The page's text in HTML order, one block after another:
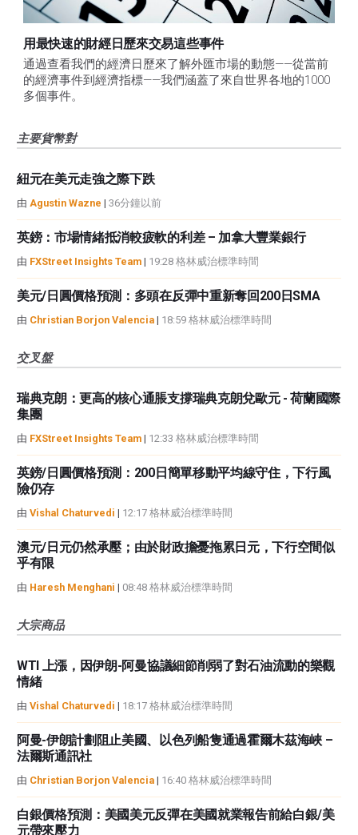
用最快速的財經日歷來交易這些事件
通過查看我們的經濟日歷來了解外匯市場的動態——從當前
的經濟事件到經濟指標——我們涵蓋了來自世界各地的1000
多個事件。
主要貨幣對
紐元在美元走強之際下跌
由 Agustin Wazne | 36分鐘以前
英鎊：市場情緒抵消較疲軟的利差 – 加拿大豐業銀行
由 FXStreet Insights Team | 19:28 格林威治標準時間
美元/日圓價格預測：多頭在反彈中重新奪回200日SMA
由 Christian Borjon Valencia | 18:59 格林威治標準時間
交叉盤
瑞典克朗：更高的核心通脹支撐瑞典克朗兌歐元 - 荷蘭國際
集團
由 FXStreet Insights Team | 12:33 格林威治標準時間
英鎊/日圓價格預測：200日簡單移動平均線守住，下行風
險仍存
由 Vishal Chaturvedi | 12:17 格林威治標準時間
澳元/日元仍然承壓；由於財政擔憂拖累日元，下行空間似
乎有限
由 Haresh Menghani | 08:48 格林威治標準時間
大宗商品
WTI 上漲，因伊朗-阿曼協議細節削弱了對石油流動的樂觀
情緒
由 Vishal Chaturvedi | 18:17 格林威治標準時間
阿曼-伊朗計劃阻止美國、以色列船隻通過霍爾木茲海峽 –
法爾斯通訊社
由 Christian Borjon Valencia | 16:40 格林威治標準時間
白銀價格預測：美國美元反彈在美國就業報告前給白銀/美
元帶來壓力